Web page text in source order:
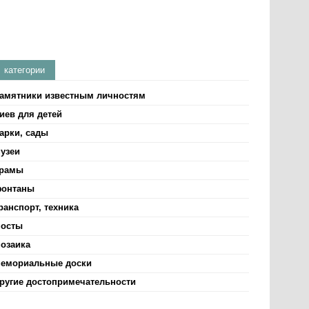
категории
известным личностям
для детей
сады
техника
доски
достопримечательности